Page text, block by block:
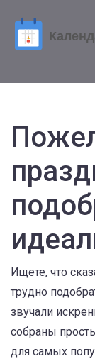
Ищете, что
трудно
звучали
собраны
для самых